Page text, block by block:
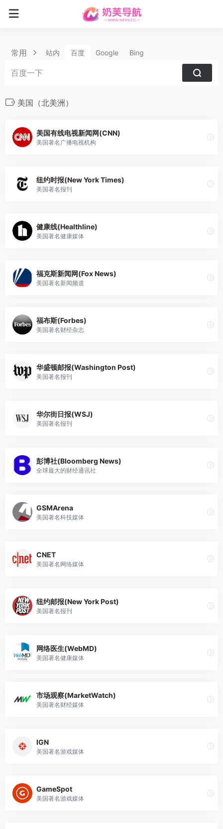
常用 站内 百度 Google Bing
美国（北美洲）
美国有线电视新闻网(CNN)
美国著名广播电视机构
纽约时报(New York Times)
美国著名报刊
健康线(Healthline)
美国著名健康媒体
福克斯新闻网(Fox News)
美国著名新闻频道
福布斯(Forbes)
美国著名财经杂志
华盛顿邮报(Washington Post)
美国著名报刊
华尔街日报(WSJ)
美国著名报刊
彭博社(Bloomberg News)
全球最大的财经通讯社
GSMArena
美国著名科技媒体
CNET
美国著名网络媒体
纽约邮报(New York Post)
美国著名报刊
网络医生(WebMD)
美国著名健康媒体
市场观察(MarketWatch)
美国著名财经媒体
IGN
美国著名游戏媒体
GameSpot
美国著名游戏媒体